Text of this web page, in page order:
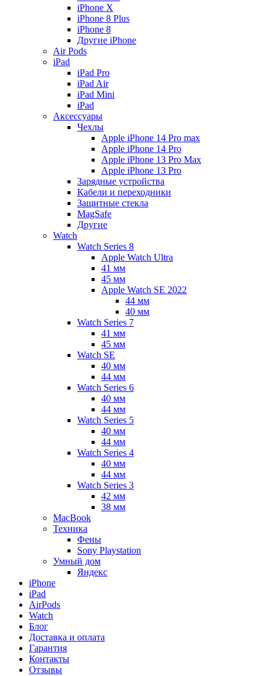
iPhone X
iPhone 8 Plus
iPhone 8
Другие iPhone
Air Pods
iPad
iPad Pro
iPad Air
iPad Mini
iPаd
Аксессуары
Чехлы
Apple iPhone 14 Pro max
Apple iPhone 14 Pro
Apple iPhone 13 Pro Max
Apple iPhone 13 Pro
Зарядные устройства
Кабели и переходники
Защитные стекла
MagSafe
Другие
Watch
Watch Series 8
Apple Watch Ultra
41 мм
45 мм
Apple Watch SE 2022
44 мм
40 мм
Watch Series 7
41 мм
45 мм
Watch SE
40 мм
44 мм
Watch Series 6
40 мм
44 мм
Watch Series 5
40 мм
44 мм
Watch Series 4
40 мм
44 мм
Watch Series 3
42 мм
38 мм
MacBook
Техника
Фены
Sony Playstation
Умный дом
Яндекс
iPhone
iPad
AirPods
Watch
Блог
Доставка и оплата
Гарантия
Контакты
Отзывы